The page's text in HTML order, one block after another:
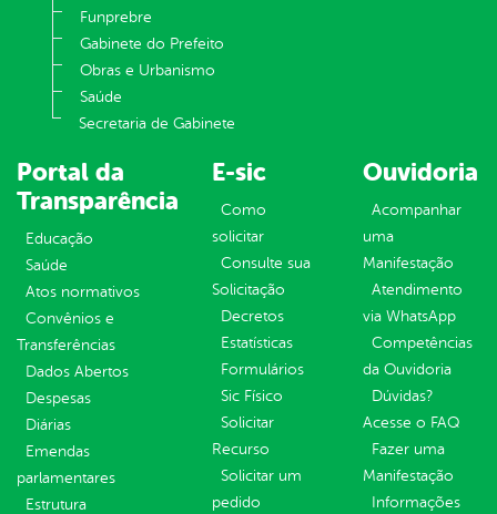
Funprebre
Gabinete do Prefeito
Obras e Urbanismo
Saúde
Secretaria de Gabinete
Portal da
Transparência
Educação
Saúde
Atos normativos
Convênios e
Transferências
Dados Abertos
Despesas
Diárias
Emendas
parlamentares
Estrutura
E-sic
Como
solicitar
Consulte sua
Solicitação
Decretos
Estatísticas
Formulários
Sic Físico
Solicitar
Recurso
Solicitar um
pedido
Ouvidoria
Acompanhar
uma
Manifestação
Atendimento
via WhatsApp
Competências
da Ouvidoria
Dúvidas?
Acesse o FAQ
Fazer uma
Manifestação
Informações